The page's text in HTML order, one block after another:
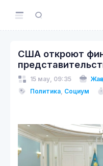
США откроют
15 мау, 09:35
Политика, Социум